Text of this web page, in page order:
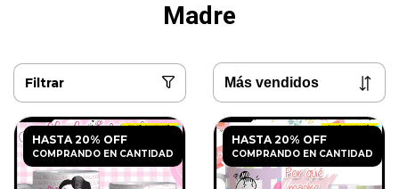
Madre
Filtrar
HASTA 20% OFF
COMPRANDO EN CANTIDAD
HASTA 20% OFF
COMPRANDO EN CANTIDAD